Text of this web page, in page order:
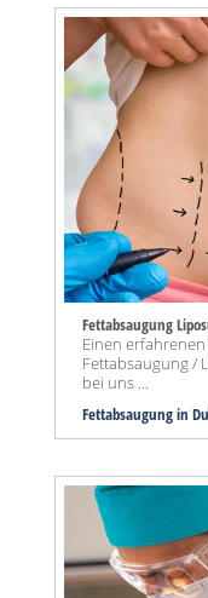
Fettabsaugung
Einen
Fettabsaugung /
bei uns ...
Fettabsaugung in